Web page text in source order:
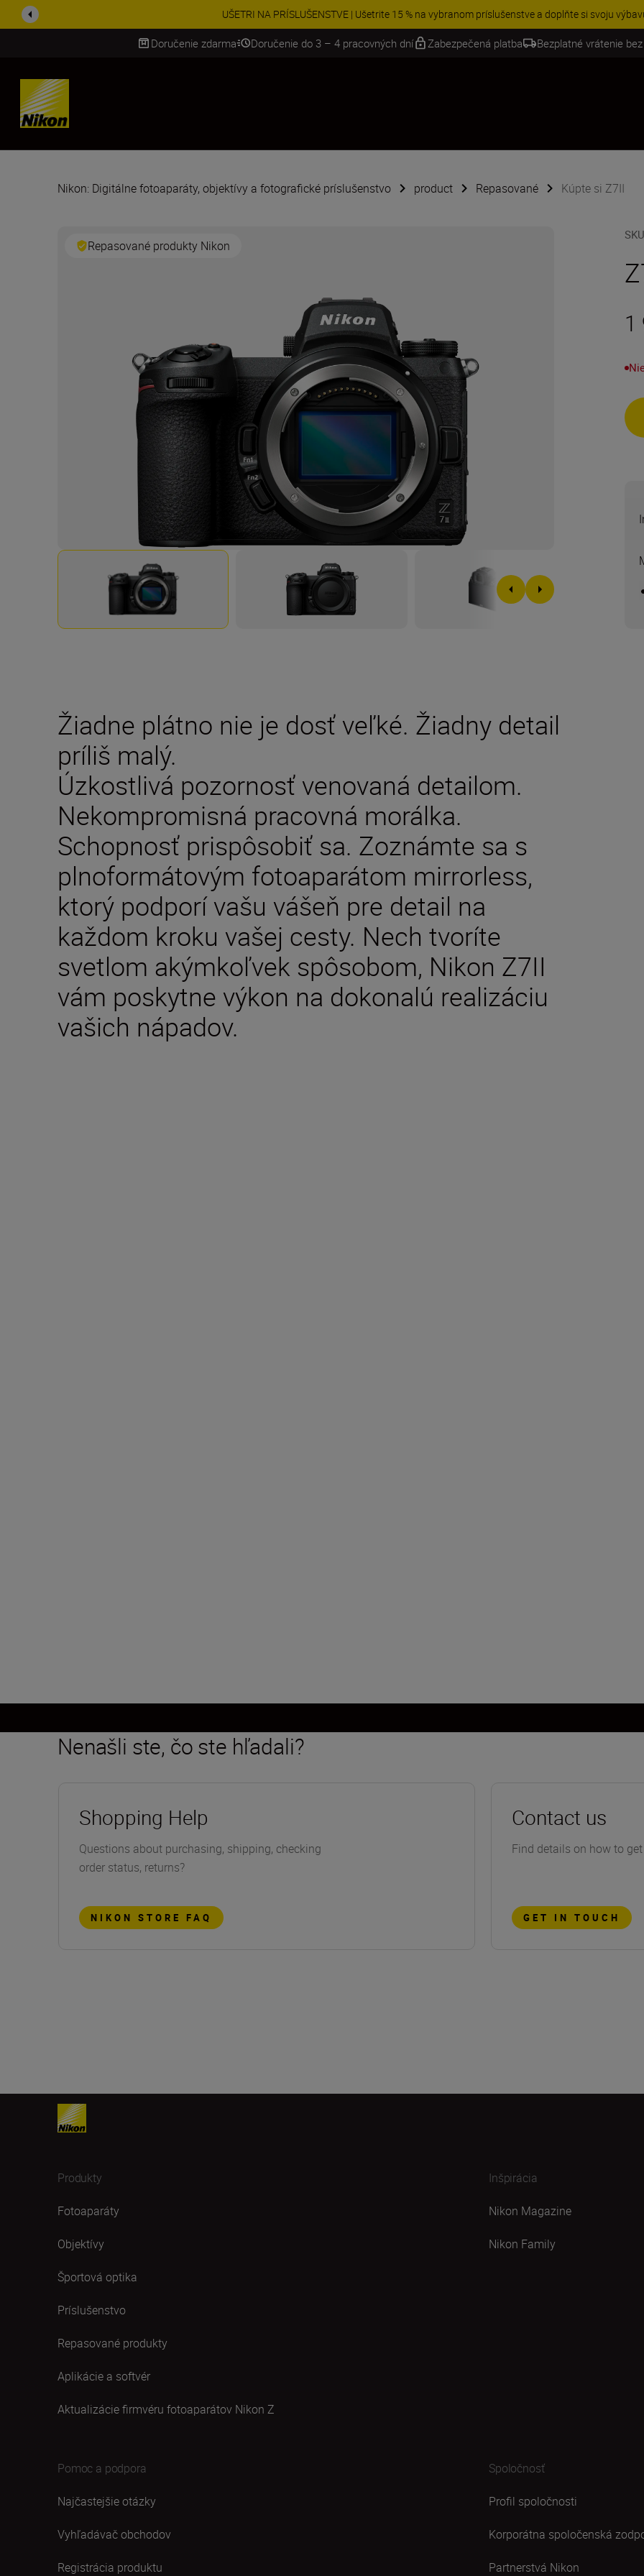
UŠETRI NA PRÍSLUŠENSTVE | Ušetrite 15 % na vybranom príslušenstve a doplňte si svoju
Doručenie zdarma Doručenie do 3 – 4 pracovných dní Zabezpečená platba Bezplatné vrátenie
SKIP
Nikon: Digitálne fotoaparáty, objektívy a fotografické príslušenstvo product Repasované Kúpte si Z7II
Repasované produkty Nikon
SKU
1
Žiadne plátno nie je dosť veľké. Žiadny detail
príliš malý.
Úzkostlivá pozornosť venovaná detailom.
Nekompromisná pracovná morálka.
Schopnosť prispôsobiť sa. Zoznámte sa s
plnoformátovým fotoaparátom mirrorless,
ktorý podporí vašu vášeň pre detail na
každom kroku vašej cesty. Nech tvoríte
svetlom akýmkoľvek spôsobom, Nikon Z7II
vám poskytne výkon na dokonalú realizáciu
vašich nápadov.
Nenašli ste, čo ste hľadali?
Shopping Help
Questions about purchasing, shipping, checking
order status, returns?
NIKON STORE FAQ
Contact us
Find details on how to
GET IN TOUCH
Produkty
Fotoaparáty
Objektívy
Športová optika
Príslušenstvo
Repasované produkty
Aplikácie a softvér
Aktualizácie firmvéru fotoaparátov Nikon Z
Inšpirácia
Nikon Magazine
Nikon Family
Pomoc a podpora
Najčastejšie otázky
Vyhľadávač obchodov
Registrácia produktu
Spoločnosť
Profil spoločnosti
Korporátna spoločenská
Partnerstvá Nikon